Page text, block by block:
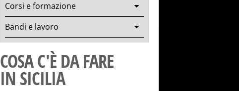
Corsi e formazione
Bandi e lavoro
COSA C'È DA FARE
IN SICILIA